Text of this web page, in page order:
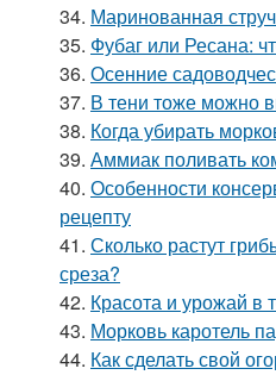
34. Маринованная
35. Фубаг или Ресана:
36. Осенние
37. В тени тоже можно
38. Когда убирать
39. Аммиак поливать
40. Особенности
рецепту
41. Сколько растут
среза?
42. Красота и урожай в
43. Морковь каротель
44. Как сделать свой